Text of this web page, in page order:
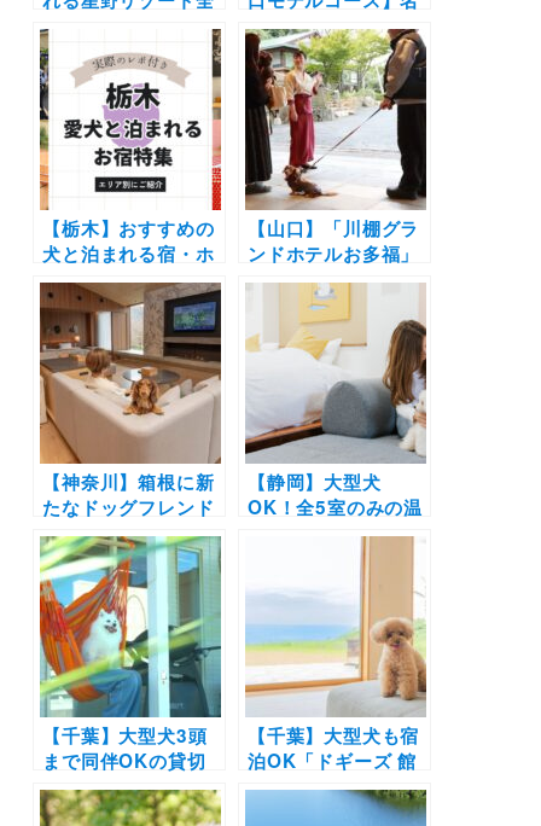
42施設大特集！実際
のお泊まり写真レポ
や口コミも | 大切な
ペットと特別な旅行
を楽しもう♪
物瓦そば等のグルメ
や自然と歴史に触れ
る贅沢プラン！川棚
グランドホテルお多
福～秋吉台～浜料理
がんがん～萩城城下
町散策
【栃木】おすすめの
犬と泊まれる宿・ホ
テル・ヴィラ20選 |
人気の那須や日光へ
愛犬と旅しよう♪
【山口】「川棚グラ
ンドホテルお多福」
の「わんファミリー
温泉付山荘」がリニ
ューアルオープン！
客室には愛犬用のわ
んルームや天然温泉
も完備
【神奈川】箱根に新
たなドッグフレンド
リーホテル
「RETONA
HAKONE」がオープ
ン！全客室温泉付き
のお部屋や約2,200
㎡の天然芝ドッグラ
ンを完備
【静岡】大型犬
OK！全5室のみの温
泉ホテル「ドギーズ
伊豆城ヶ崎」がオー
プン！お得なオープ
ン記念30％OFFプラ
ンの販売も開始！
【千葉】大型犬3頭
まで同伴OKの貸切
ヴィラ「COCO
VILLA 南房総 Dog
【千葉】大型犬も宿
泊OK「ドギーズ 館
山 布良海岸 by
GIFTHOUSE 〜